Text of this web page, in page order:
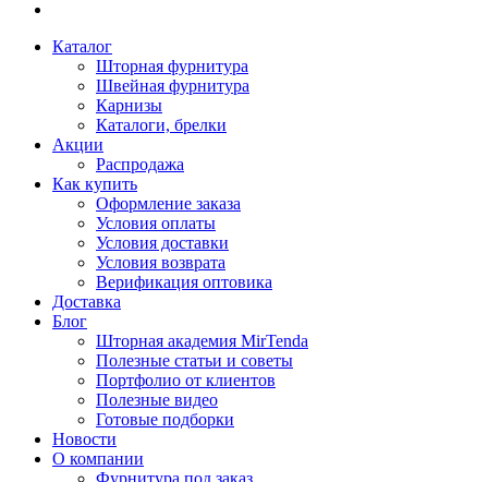
Каталог
Шторная фурнитура
Швейная фурнитура
Карнизы
Каталоги, брелки
Акции
Распродажа
Как купить
Оформление заказа
Условия оплаты
Условия доставки
Условия возврата
Верификация оптовика
Доставка
Блог
Шторная академия MirTenda
Полезные статьи и советы
Портфолио от клиентов
Полезные видео
Готовые подборки
Новости
О компании
Фурнитура под заказ